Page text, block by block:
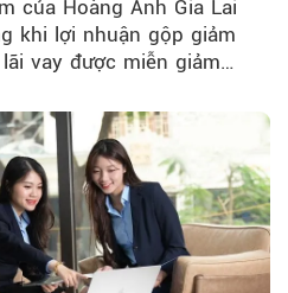
của Hoàng Anh Gia Lai
khi lợi nhuận gộp giảm
vay được miễn giảm